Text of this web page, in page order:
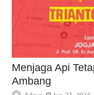
Menjaga Api
Ambang